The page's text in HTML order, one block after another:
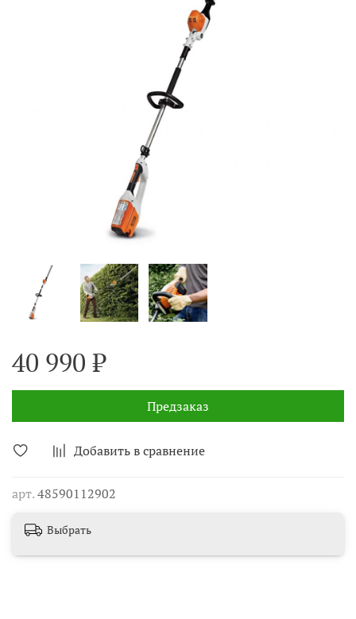
Добавить в сравнение
арт.48590112902
40 990 ₽
Предзаказ
Выбрать